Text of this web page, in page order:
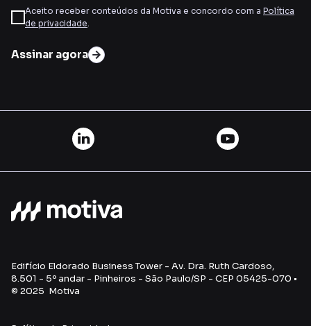
Aceito receber conteúdos da Motiva e concordo com a Política
de privacidade
Assinar agora
Edifício Eldorado Business Tower - Av. Dra. Ruth Cardoso,
8.501 - 5º andar - Pinheiros - São Paulo/SP - CEP 05425-070 •
© 2025 Motiva